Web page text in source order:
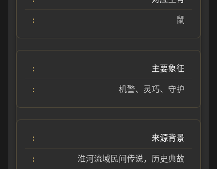
鼠
主要象征
机警、灵巧、守护
来源背景
淮河流域民间传说，历史典故